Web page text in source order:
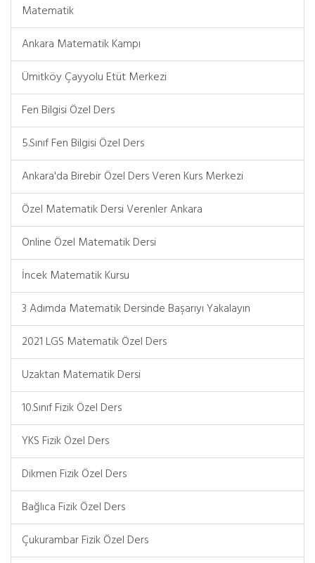
Matematik
Ankara Matematik Kampı
Ümitköy Çayyolu Etüt Merkezi
Fen Bilgisi Özel Ders
5.Sınıf Fen Bilgisi Özel Ders
Ankara'da Birebir Özel Ders Veren Kurs Merkezi
Özel Matematik Dersi Verenler Ankara
Online Özel Matematik Dersi
İncek Matematik Kursu
3 Adımda Matematik Dersinde Başarıyı Yakalayın
2021 LGS Matematik Özel Ders
Uzaktan Matematik Dersi
10.Sınıf Fizik Özel Ders
YKS Fizik Özel Ders
Dikmen Fizik Özel Ders
Bağlıca Fizik Özel Ders
Çukurambar Fizik Özel Ders